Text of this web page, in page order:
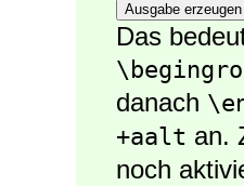
Ausgabe erzeugen
Das
danach
+aalt an.
noch